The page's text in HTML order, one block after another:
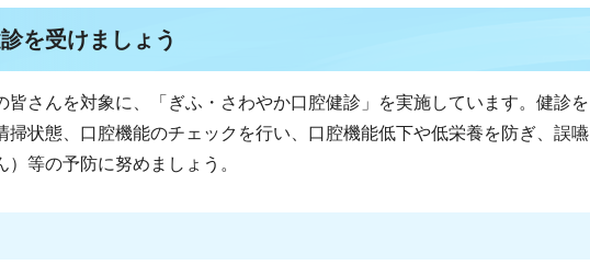
を受けましょう
皆さんを対象に、「ぎふ・さわやか口腔健診」を実施しています。健診を
掃状態、口腔機能のチェックを行い、口腔機能低下や低栄養を防ぎ、誤嚥
等の予防に努めましょう。